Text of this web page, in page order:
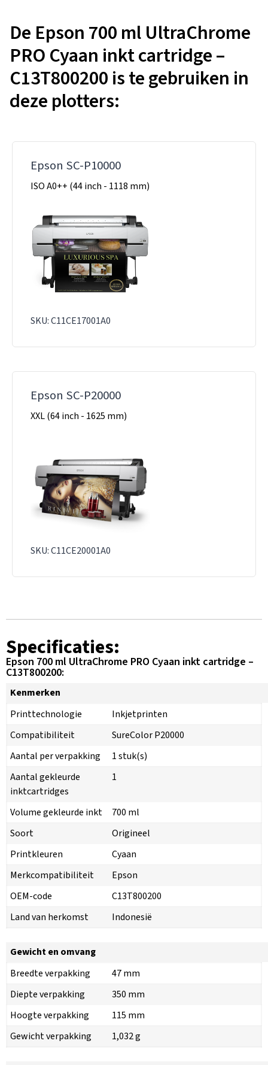
De Epson 700 ml UltraChrome
PRO Cyaan inkt cartridge –
C13T800200 is te gebruiken in
deze plotters:
Epson SC-P10000
ISO A0++ (44 inch - 1118 mm)
SKU: C11CE17001A0
Epson SC-P20000
XXL (64 inch - 1625 mm)
SKU: C11CE20001A0
Specificaties:
Epson 700 ml UltraChrome PRO Cyaan inkt cartridge –
C13T800200:
Kenmerken
Printtechnologie
Inkjetprinten
Compatibiliteit
SureColor P20000
Aantal per verpakking
1 stuk(s)
Aantal gekleurde
inktcartridges
1
Volume gekleurde inkt
700 ml
Soort
Origineel
Printkleuren
Cyaan
Merkcompatibiliteit
Epson
OEM-code
C13T800200
Land van herkomst
Indonesië
Gewicht en omvang
Breedte verpakking
47 mm
Diepte verpakking
350 mm
Hoogte verpakking
115 mm
Gewicht verpakking
1,032 g